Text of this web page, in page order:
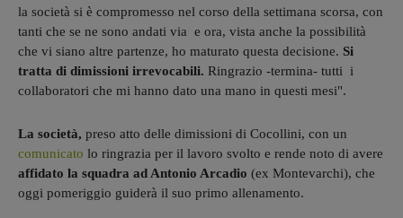
la società si è compromesso nel corso della settimana scorsa, con
tanti che se ne sono andati via e ora, vista anche la possibilità
che vi siano altre partenze, ho maturato questa decisione. Si
tratta di dimissioni irrevocabili. Ringrazio -termina- tutti i
collaboratori che mi hanno dato una mano in questi mesi".
La società, preso atto delle dimissioni di Cocollini, con un
comunicato lo ringrazia per il lavoro svolto e rende noto di avere
affidato la squadra ad Antonio Arcadio (ex Montevarchi), che
oggi pomeriggio guiderà il suo primo allenamento.